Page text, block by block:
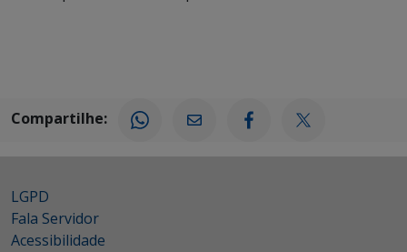
Compartilhe:
LGPD
Fala Servidor
Acessibilidade